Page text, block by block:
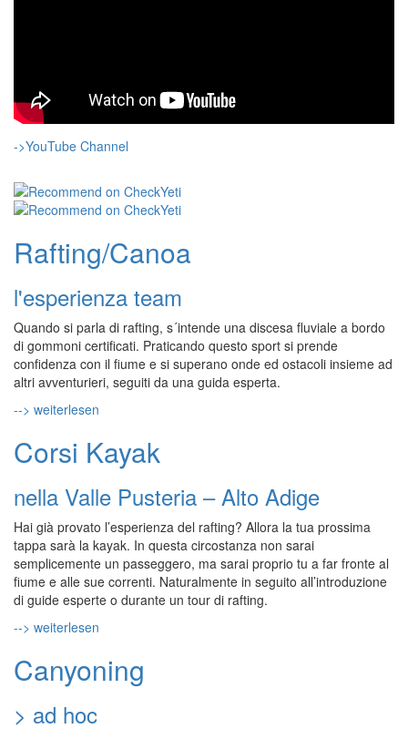
->YouTube Channel
Rafting/Canoa
l'esperienza team
Quando si parla di rafting, s´intende una discesa fluviale a bordo
di gommoni certificati. Praticando questo sport si prende
confidenza con il fiume e si superano onde ed ostacoli insieme ad
altri avventurieri, seguiti da una guida esperta.
--> weiterlesen
Corsi Kayak
nella Valle Pusteria – Alto Adige
Hai già provato l’esperienza del rafting? Allora la tua prossima
tappa sarà la kayak. In questa circostanza non sarai
semplicemente un passeggero, ma sarai proprio tu a far fronte al
fiume e alle sue correnti. Naturalmente in seguito all’introduzione
di guide esperte o durante un tour di rafting.
--> weiterlesen
Canyoning
> ad hoc